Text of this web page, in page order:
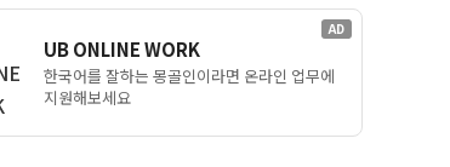
AD
UB ONLINE WORK
한국어를 잘하는 몽골인이라면 온라인 업무에
지원해보세요